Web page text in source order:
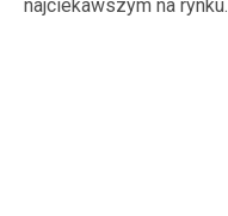
najciekawszym na rynku.